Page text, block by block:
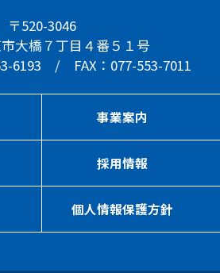
〒520-3046
大橋７丁目４番５１号
6193 / FAX：077-553-7011
事業案内
採用情報
個人情報保護方針